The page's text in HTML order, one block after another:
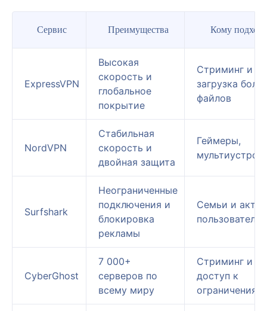
Сервис Преимущества Кому
ExpressVPN
Высокая
скорость и
глобальное
покрытие
Стриминг и
загрузка
файлов
NordVPN
Стабильная
скорость и
двойная защита
Геймеры,
Surfshark
Неограниченные
подключения и
блокировка
рекламы
Семьи и
пользователи
CyberGhost
7 000+
серверов по
всему миру
Стриминг и
доступ к
ограничениям